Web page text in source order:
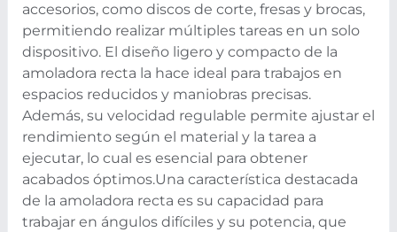
accesorios, como discos de corte, fresas y brocas,
permitiendo realizar múltiples tareas en un solo
dispositivo. El diseño ligero y compacto de la
amoladora recta la hace ideal para trabajos en
espacios reducidos y maniobras precisas.
Además, su velocidad regulable permite ajustar el
rendimiento según el material y la tarea a
ejecutar, lo cual es esencial para obtener
acabados óptimos.Una característica destacada
de la amoladora recta es su capacidad para
trabajar en ángulos difíciles y su potencia, que